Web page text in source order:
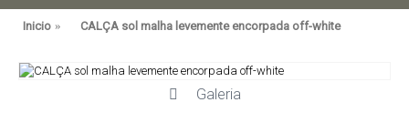
Inicio CALÇA sol malha levemente encorpada off-white
Galeria